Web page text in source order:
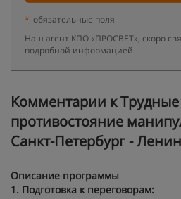
* обязательные поля
Наш агент КПО «ПРОСВЕТ», скоро
подробной информацией
Kомментарии к
противостояние
Санкт-Петербург -
Описание программы
1. Подготовка к переговорам: